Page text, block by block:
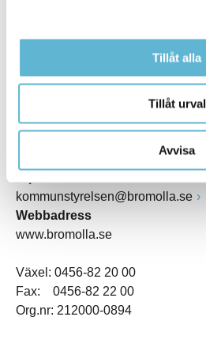
Tillåt alla
Tillåt urval
Avvisa
Kommunhuset, Storgatan 48
kommunstyrelsen@bromolla.se
Webbadress
www.bromolla.se
Växel: 0456-82 20 00
Fax: 0456-82 22 00
Org.nr: 212000-0894